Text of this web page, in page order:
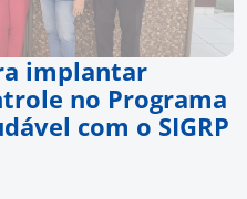
implantar
no Programa
com o SIGRP